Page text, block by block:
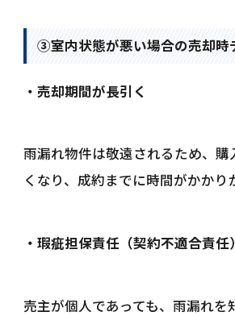
③室内状態が悪い場合の売却時
・売却期間が長引く
雨漏れ物件は敬遠されるため、購
くなり、成約までに時間がかかり
・瑕疵担保責任（契約不適合責任
売主が個人であっても、雨漏れを